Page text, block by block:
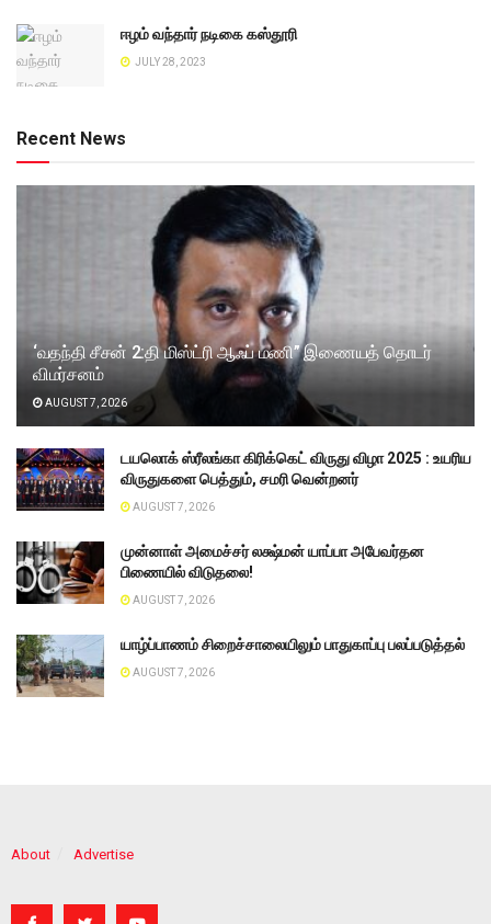
ஈழம் வந்தார் நடிகை கஸ்தூரி
JULY 28, 2023
Recent News
‘வதந்தி சீசன் 2:தி மிஸ்ட்ரி ஆஃப் மணி” இணையத் தொடர்
விமர்சனம்
AUGUST 7, 2026
டயலொக் ஸ்ரீலங்கா கிரிக்கெட் விருது விழா 2025 : உயரிய
விருதுகளை பெத்தும், சமரி வென்றனர்
AUGUST 7, 2026
முன்னாள் அமைச்சர் லக்ஷ்மன் யாப்பா அபேவர்தன
பிணையில் விடுதலை!
AUGUST 7, 2026
யாழ்ப்பாணம் சிறைச்சாலையிலும் பாதுகாப்பு பலப்படுத்தல்
AUGUST 7, 2026
About Advertise